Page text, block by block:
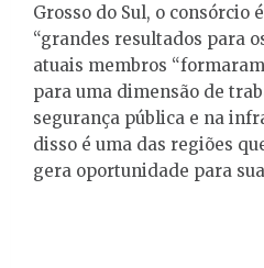
Grosso do Sul, o consórcio
“grandes resultados para
atuais membros
para uma dimensão de
segurança pública e na
disso é uma das regiões
gera oportunidade para